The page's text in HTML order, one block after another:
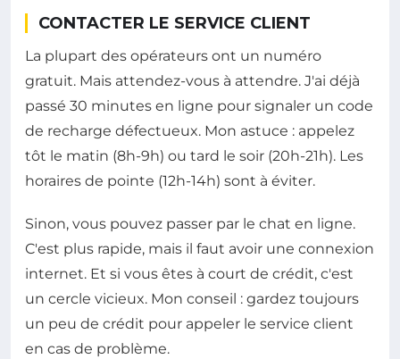
CONTACTER LE SERVICE CLIENT
La plupart des opérateurs ont un numéro
gratuit. Mais attendez-vous à attendre. J'ai déjà
passé 30 minutes en ligne pour signaler un code
de recharge défectueux. Mon astuce : appelez
tôt le matin (8h-9h) ou tard le soir (20h-21h). Les
horaires de pointe (12h-14h) sont à éviter.
Sinon, vous pouvez passer par le chat en ligne.
C'est plus rapide, mais il faut avoir une connexion
internet. Et si vous êtes à court de crédit, c'est
un cercle vicieux. Mon conseil : gardez toujours
un peu de crédit pour appeler le service client
en cas de problème.